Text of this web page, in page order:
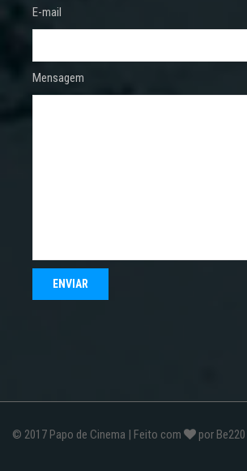
E-mail
Mensagem
© 2017 Papo de Cinema | Feito com por Be220